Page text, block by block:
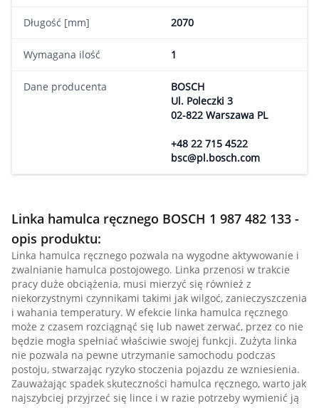
Długość [mm] 2070
Wymagana ilość 1
Dane producenta
BOSCH
Ul. Poleczki 3
02-822 Warszawa PL
+48 22 715 4522
bsc@pl.bosch.com
Linka hamulca ręcznego BOSCH 1 987 482 133 -
opis produktu:
Linka hamulca ręcznego pozwala na wygodne aktywowanie i
zwalnianie hamulca postojowego. Linka przenosi w trakcie
pracy duże obciążenia, musi mierzyć się również z
niekorzystnymi czynnikami takimi jak wilgoć, zanieczyszczenia
i wahania temperatury. W efekcie linka hamulca ręcznego
może z czasem rozciągnąć się lub nawet zerwać, przez co nie
będzie mogła spełniać właściwie swojej funkcji. Zużyta linka
nie pozwala na pewne utrzymanie samochodu podczas
postoju, stwarzając ryzyko stoczenia pojazdu ze wzniesienia.
Zauważając spadek skuteczności hamulca ręcznego, warto jak
najszybciej przyjrzeć się lince i w razie potrzeby wymienić ją